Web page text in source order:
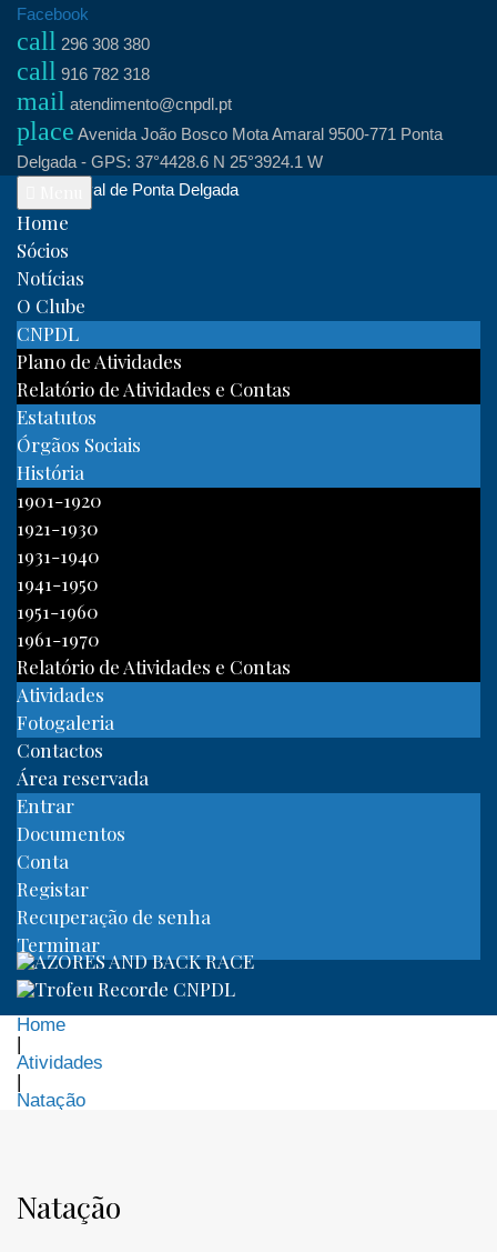
Skip
content
Facebook
call 296 308 380
call 916 782 318
mail atendimento@cnpdl.pt
place Avenida João Bosco Mota Amaral 9500-771 Ponta
Delgada - GPS: 37°4428.6 N 25°3924.1 W
Clube Naval de Ponta Delgada
Home
Sócios
Notícias
O Clube
CNPDL
Plano de Atividades
Relatório de Atividades e Contas
Estatutos
Órgãos Sociais
História
1901-1920
1921-1930
1931-1940
1941-1950
1951-1960
1961-1970
Relatório de Atividades e Contas
Atividades
Fotogaleria
Contactos
Área reservada
Entrar
Documentos
Conta
Registar
Recuperação de senha
Terminar
Home
|
Atividades
|
Natação
Natação